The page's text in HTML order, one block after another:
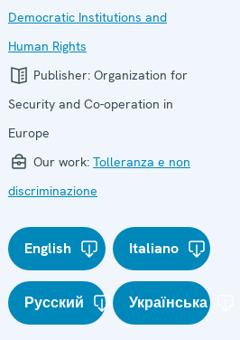
Democratic Institutions and
Human Rights
Publisher: Organization for
Security and Co-operation in
Europe
Our work: Tolleranza e non
discriminazione
English Italiano
Русский Українська